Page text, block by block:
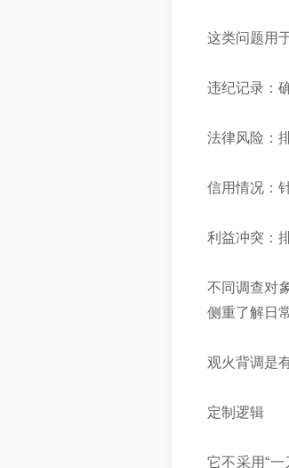
这类问题用
违纪记录：
法律风险：
信用情况：
利益冲突：
不同调查对
侧重了解日
观火背调是
‌定制逻辑‌
它不采用“